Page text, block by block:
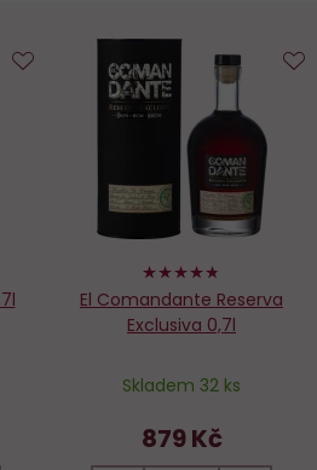
oblíbených
94%
El Comandante Reserva
Exclusiva 0,7l
Skladem 32 ks
879 Kč